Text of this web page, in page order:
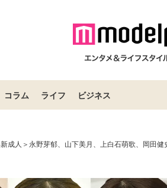
コラム ライフ ビジネス
成人＞永野芽郁、山下美月、上白石萌歌、岡田